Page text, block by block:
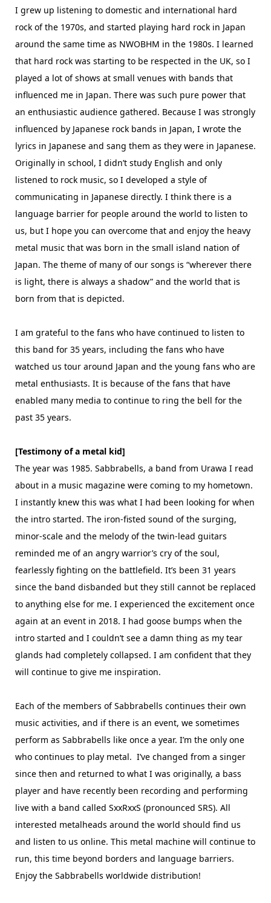
I grew up listening to domestic and international hard
rock of the 1970s, and started playing hard rock in Japan
around the same time as NWOBHM in the 1980s. I learned
that hard rock was starting to be respected in the UK, so I
played a lot of shows at small venues with bands that
influenced me in Japan. There was such pure power that
an enthusiastic audience gathered. Because I was strongly
influenced by Japanese rock bands in Japan, I wrote the
lyrics in Japanese and sang them as they were in Japanese.
Originally in school, I didn’t study English and only
listened to rock music, so I developed a style of
communicating in Japanese directly. I think there is a
language barrier for people around the world to listen to
us, but I hope you can overcome that and enjoy the heavy
metal music that was born in the small island nation of
Japan. The theme of many of our songs is “wherever there
is light, there is always a shadow” and the world that is
born from that is depicted.
I am grateful to the fans who have continued to listen to
this band for 35 years, including the fans who have
watched us tour around Japan and the young fans who are
metal enthusiasts. It is because of the fans that have
enabled many media to continue to ring the bell for the
past 35 years.
[Testimony of a metal kid]
The year was 1985. Sabbrabells, a band from Urawa I read
about in a music magazine were coming to my hometown.
I instantly knew this was what I had been looking for when
the intro started. The iron-fisted sound of the surging,
minor-scale and the melody of the twin-lead guitars
reminded me of an angry warrior’s cry of the soul,
fearlessly fighting on the battlefield. It’s been 31 years
since the band disbanded but they still cannot be replaced
to anything else for me. I experienced the excitement once
again at an event in 2018. I had goose bumps when the
intro started and I couldn’t see a damn thing as my tear
glands had completely collapsed. I am confident that they
will continue to give me inspiration.
Each of the members of Sabbrabells continues their own
music activities, and if there is an event, we sometimes
perform as Sabbrabells like once a year. I’m the only one
who continues to play metal. I’ve changed from a singer
since then and returned to what I was originally, a bass
player and have recently been recording and performing
live with a band called SxxRxxS (pronounced SRS). All
interested metalheads around the world should find us
and listen to us online. This metal machine will continue to
run, this time beyond borders and language barriers.
Enjoy the Sabbrabells worldwide distribution!